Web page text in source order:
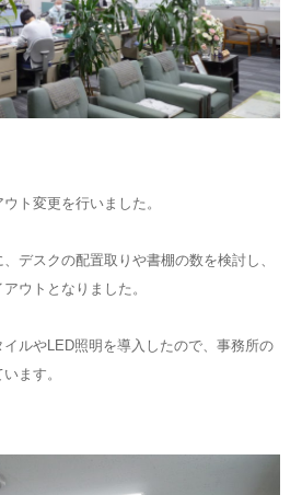
ト変更を行いました。
デスクの配置取りや書棚の数を検討し、
ウトとなりました。
ルやLED照明を導入したので、事務所の
ます。